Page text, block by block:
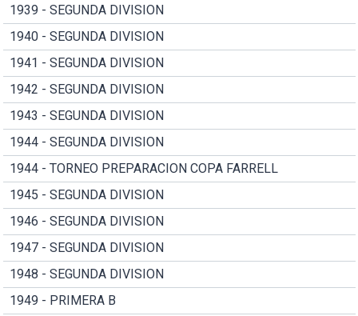
1939 - SEGUNDA DIVISION
1940 - SEGUNDA DIVISION
1941 - SEGUNDA DIVISION
1942 - SEGUNDA DIVISION
1943 - SEGUNDA DIVISION
1944 - SEGUNDA DIVISION
1944 - TORNEO PREPARACION COPA FARRELL
1945 - SEGUNDA DIVISION
1946 - SEGUNDA DIVISION
1947 - SEGUNDA DIVISION
1948 - SEGUNDA DIVISION
1949 - PRIMERA B